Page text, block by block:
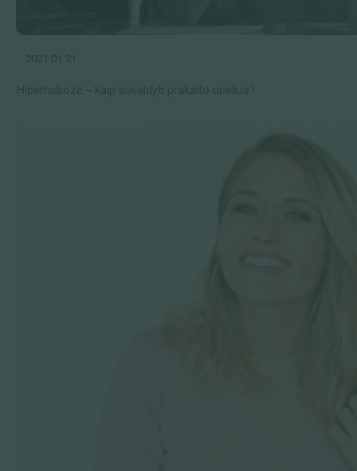
2021 01 21
Hiperhidrozė – kaip suvaldyti prakaito upelius?